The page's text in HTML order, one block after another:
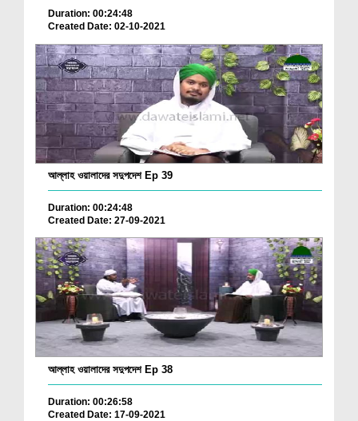
Duration: 00:24:48
Created Date: 02-10-2021
আল্লাহ ওয়ালাদের সদুপদেশ Ep 39
Duration: 00:24:48
Created Date: 27-09-2021
আল্লাহ ওয়ালাদের সদুপদেশ Ep 38
Duration: 00:26:58
Created Date: 17-09-2021